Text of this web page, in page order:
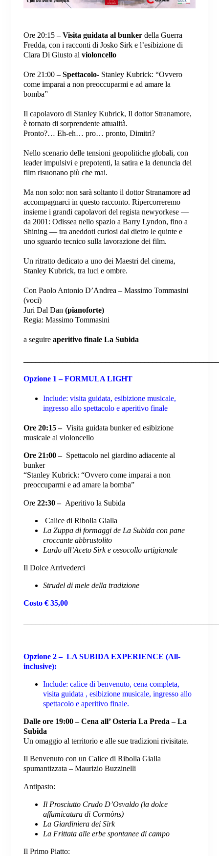
Ore 20:15– Visita guidata al bunker della Guerra
Fredda, con i racconti di Josko Sirk e l’esibizione di
Clara Di Giusto al violoncello
Ore 21:00 – Spettacolo- Stanley Kubrick: “Ovvero
come imparai a non preoccuparmi e ad amare la
bomba”
Il capolavoro di Stanley Kubrick, Il dottor Stranamore,
è tornato di sorprendente attualità.
Pronto?… Eh-eh… pro… pronto, Dimitri?
Nello scenario delle tensioni geopolitiche globali, con
leader impulsivi e prepotenti, la satira e la denuncia del
film risuonano più che mai.
Ma non solo: non sarà soltanto il dottor Stranamore ad
accompagnarci in questo racconto. Ripercorreremo
insieme i grandi capolavori del regista newyorkese —
da 2001: Odissea nello spazio a Barry Lyndon, fino a
Shining — tra aneddoti curiosi dal dietro le quinte e
uno sguardo tecnico sulla lavorazione dei film.
Un ritratto dedicato a uno dei Maestri del cinema,
Stanley Kubrick, tra luci e ombre.
Con Paolo Antonio D’Andrea – Massimo Tommasini
(voci)
Juri Dal Dan (pianoforte)
Regia: Massimo Tommasini
a seguire aperitivo finale La Subida
Opzione 1 – FORMULA LIGHT
Include: visita guidata, esibizione musicale,
ingresso allo spettacolo e aperitivo finale
Ore 20:15 – Visita guidata bunker ed esibizione
musicale al violoncello
Ore 21:00 – Spettacolo nel giardino adiacente al
bunker
“Stanley Kubrick: “Ovvero come imparai a non
preoccuparmi e ad amare la bomba”
Ore 22:30 – Aperitivo la Subida
Calice di Ribolla Gialla
La Zuppa di formaggi de La Subida con pane
croccante abbrustolito
Lardo all’Aceto Sirk e ossocollo artigianale
Il Dolce Arrivederci
Strudel di mele della tradizione
Costo € 35,00
Opzione 2 – LA SUBIDA EXPERIENCE (All-
inclusive):
Include: calice di benvenuto, cena completa,
visita guidata , esibizione musicale, ingresso allo
spettacolo e aperitivo finale.
Dalle ore 19:00 – Cena all’ Osteria La Preda – La
Subida
Un omaggio al territorio e alle sue tradizioni rivisitate.
Il Benvenuto con un Calice di Ribolla Gialla
spumantizzata – Maurizio Buzzinelli
Antipasto:
Il Prosciutto Crudo D’Osvaldo (la dolce
affumicatura di Cormòns)
La Giardiniera dei Sirk
La Frittata alle erbe spontanee di campo
Il Primo Piatto: